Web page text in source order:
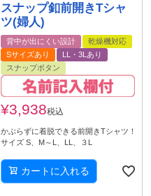
スナップ釦前開きTシャ
ツ(婦人)
背中が出にくい設計
乾燥機対応
Sサイズあり
LL・3Lあり
スナップボタン
¥3,938税込
かぶらずに着脱できる前開きTシャツ！
サイズ S、M～L、LL、３L
カートに入れる